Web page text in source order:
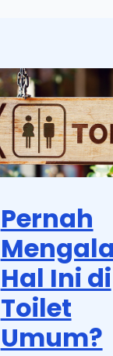
Pernah
Hal Ini di
Toilet
Umum?